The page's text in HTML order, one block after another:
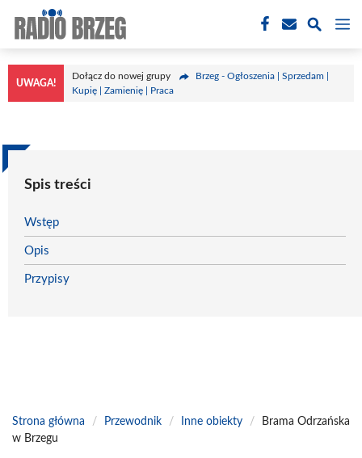
treści
UWAGA!
Dołącz do nowej grupy
Brzeg - Ogłoszenia | Sprzedam |
Kupię | Zamienię | Praca
Spis treści
Wstęp
Opis
Przypisy
Strona główna / Przewodnik / Inne obiekty /
Brama Odrzańska
w Brzegu